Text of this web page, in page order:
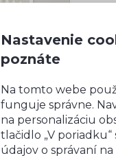
Nastavenie
poznáte
Na tomto webe
funguje správne.
na personalizáciu
tlačidlo „V
údajov o správaní